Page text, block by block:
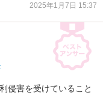
2025年1月7日 15:37
侵害を受けていること